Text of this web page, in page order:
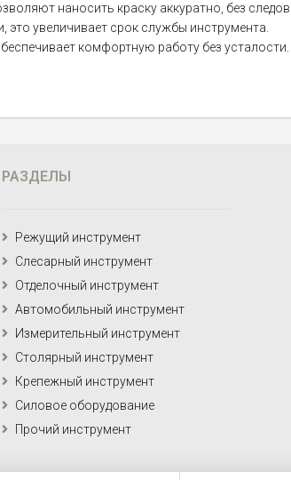
наносить краску аккуратно, без следов
увеличивает срок службы инструмента.
комфортную работу без усталости.
РАЗДЕЛЫ
Режущий инструмент
Слесарный инструмент
Отделочный инструмент
Автомобильный инструмент
Измерительный инструмент
Столярный инструмент
Крепежный инструмент
Силовое оборудование
Прочий инструмент